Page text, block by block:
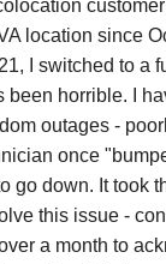
location since
I switched to a
been horrible. I
outages -
once
go down. It took
this issue -
a month to